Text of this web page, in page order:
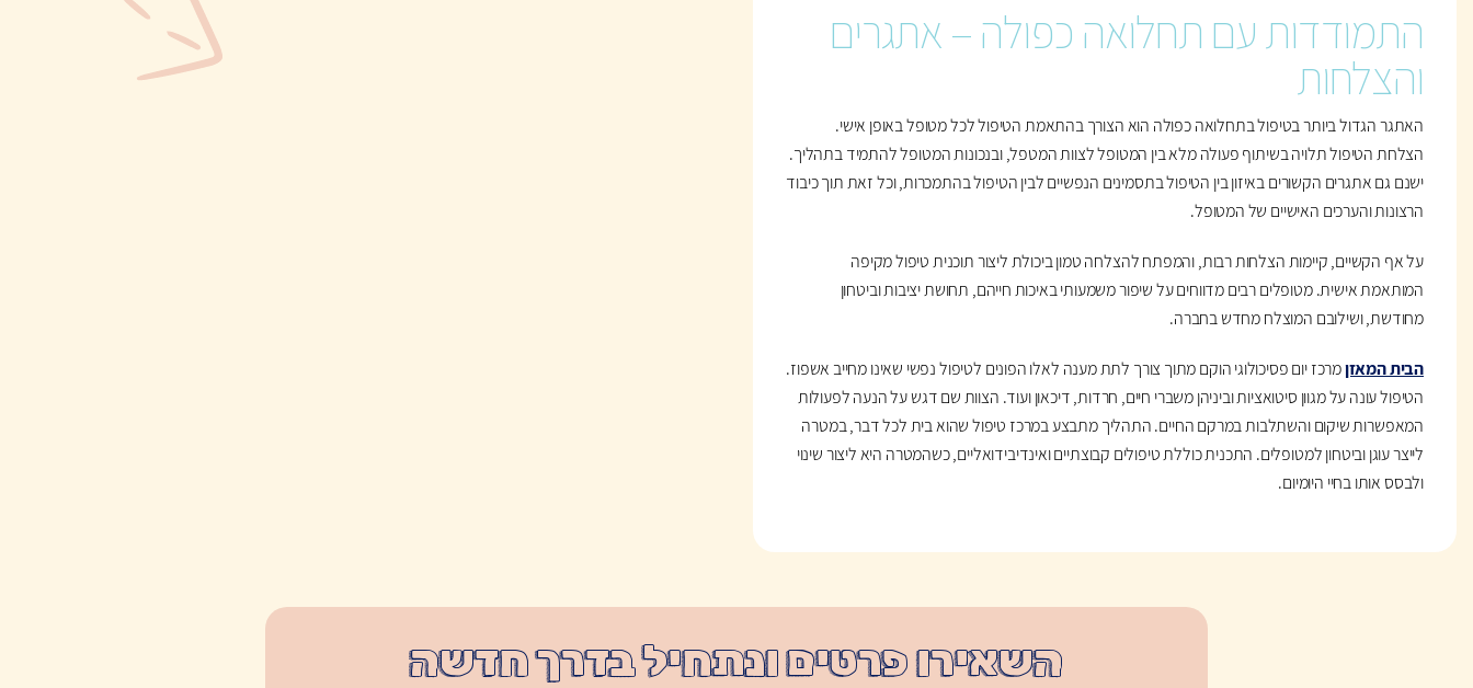
התמודדות עם תחלואה כפולה – אתגרים
והצלחות
האתגר הגדול ביותר בטיפול בתחלואה כפולה הוא הצורך בהתאמת הטיפול לכל מטופל באופן אישי.
הצלחת הטיפול תלויה בשיתוף פעולה מלא בין המטופל לצוות המטפל, ובנכונות המטופל להתמיד בתהליך.
ישנם גם אתגרים הקשורים באיזון בין הטיפול בתסמינים הנפשיים לבין הטיפול בהתמכרות, וכל זאת תוך כיבוד
הרצונות והערכים האישיים של המטופל.
על אף הקשיים, קיימות הצלחות רבות, והמפתח להצלחה טמון ביכולת ליצור תוכנית טיפול מקיפה
המותאמת אישית. מטופלים רבים מדווחים על שיפור משמעותי באיכות חייהם, תחושת יציבות וביטחון
מחודשת, ושילובם המוצלח מחדש בחברה.
הבית המאזןמרכז יום פסיכולוגי הוקם מתוך צורך לתת מענה לאלו הפונים לטיפול נפשי שאינו מחייב אשפוז.
הטיפול עונה על מגוון סיטואציות וביניהן משברי חיים, חרדות, דיכאון ועוד. הצוות שם דגש על הנעה לפעולות
המאפשרות שיקום והשתלבות במרקם החיים. התהליך מתבצע במרכז טיפול שהוא בית לכל דבר, במטרה
לייצר עוגן וביטחון למטופלים. התכנית כוללת טיפולים קבוצתיים ואינדיבידואליים, כשהמטרה היא ליצור שינוי
ולבסס אותו בחיי היומיום.
השאירו פרטים ונתחיל בדרך חדשה